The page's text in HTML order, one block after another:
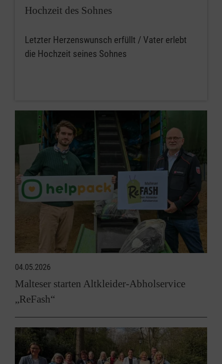
Hochzeit des Sohnes
Letzter Herzenswunsch erfüllt / Vater erlebt
die Hochzeit seines Sohnes
04.05.2026
Malteser starten Altkleider-Abholservice
„ReFash“